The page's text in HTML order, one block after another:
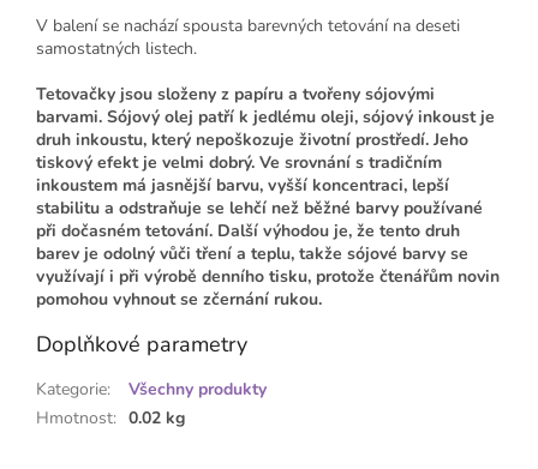
V balení se nachází spousta barevných tetování na deseti
samostatných listech.
Tetovačky jsou složeny z papíru a tvořeny sójovými
barvami. Sójový olej patří k jedlému oleji, sójový inkoust je
druh inkoustu, který nepoškozuje životní prostředí. Jeho
tiskový efekt je velmi dobrý. Ve srovnání s tradičním
inkoustem má jasnější barvu, vyšší koncentraci, lepší
stabilitu a odstraňuje se lehčí než běžné barvy používané
při dočasném tetování. Další výhodou je, že tento druh
barev je odolný vůči tření a teplu, takže sójové barvy se
využívají i při výrobě denního tisku, protože čtenářům novin
pomohou vyhnout se zčernání rukou.
Doplňkové parametry
Kategorie:
Všechny produkty
Hmotnost: 0.02 kg